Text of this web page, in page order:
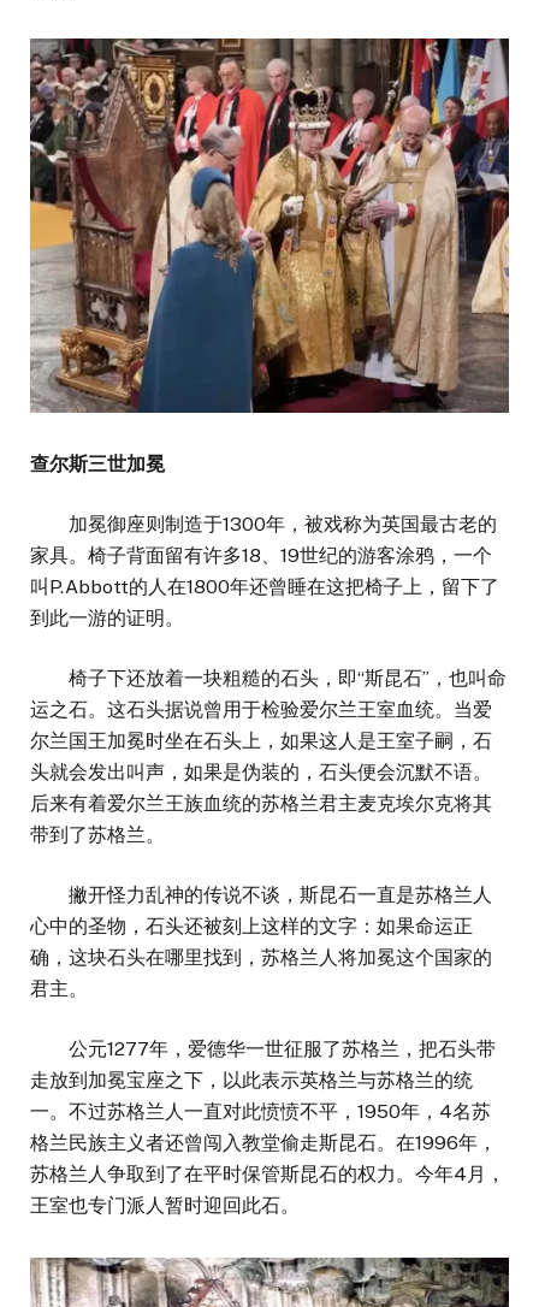
查尔斯三世加冕
加冕御座则制造于1300年，被戏称为英国最古老的
家具。椅子背面留有许多18、19世纪的游客涂鸦，一个
叫P.Abbott的人在1800年还曾睡在这把椅子上，留下了
到此一游的证明。
椅子下还放着一块粗糙的石头，即“斯昆石”，也叫命
运之石。这石头据说曾用于检验爱尔兰王室血统。当爱
尔兰国王加冕时坐在石头上，如果这人是王室子嗣，石
头就会发出叫声，如果是伪装的，石头便会沉默不语。
后来有着爱尔兰王族血统的苏格兰君主麦克埃尔克将其
带到了苏格兰。
撇开怪力乱神的传说不谈，斯昆石一直是苏格兰人
心中的圣物，石头还被刻上这样的文字：如果命运正
确，这块石头在哪里找到，苏格兰人将加冕这个国家的
君主。
公元1277年，爱德华一世征服了苏格兰，把石头带
走放到加冕宝座之下，以此表示英格兰与苏格兰的统
一。不过苏格兰人一直对此愤愤不平，1950年，4名苏
格兰民族主义者还曾闯入教堂偷走斯昆石。在1996年，
苏格兰人争取到了在平时保管斯昆石的权力。今年4月，
王室也专门派人暂时迎回此石。